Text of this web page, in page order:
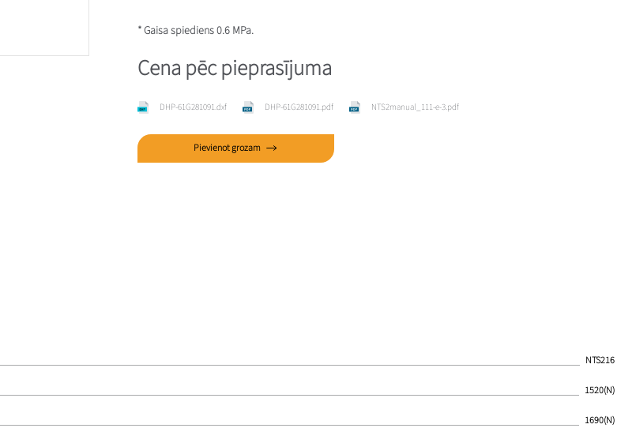
* Gaisa spiediens 0.6 MPa.
Cena pēc pieprasījuma
DHP-61G281091.dxf DHP-61G281091.pdf NTS2manual_111-e-3.pdf
Pievienot grozam
NTS216
1520(N)
1690(N)